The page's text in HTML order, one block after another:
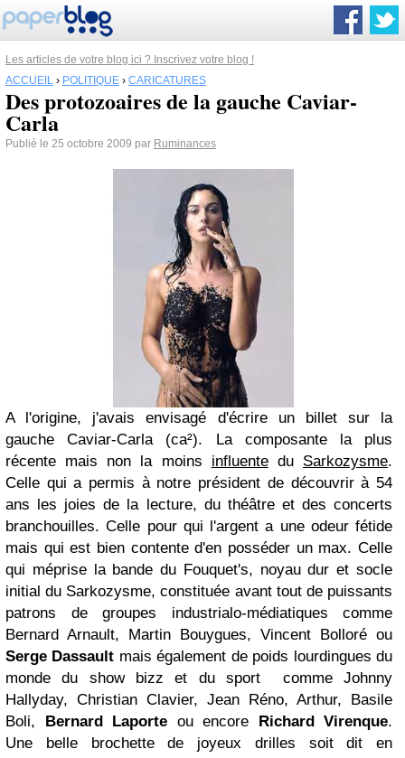
Les articles de votre blog ici ? Inscrivez votre blog !
ACCUEIL › POLITIQUE › CARICATURES
Des protozoaires de la gauche Caviar-
Carla
Publié le 25 octobre 2009 par Ruminances
A l'origine, j'avais envisagé d'écrire un billet sur la
gauche Caviar-Carla (ca²). La composante la plus
récente mais non la moins influentedu Sarkozysme.
Celle qui a permis à notre président de découvrir à 54
ans les joies de la lecture, du théâtre et des concerts
branchouilles. Celle pour qui l'argent a une odeur fétide
mais qui est bien contente d'en posséder un max. Celle
qui méprise la bande du Fouquet's, noyau dur et socle
initial du Sarkozysme, constituée avant tout de puissants
patrons de groupes industrialo-médiatiques comme
Bernard Arnault, Martin Bouygues, Vincent Bolloré ou
Serge Dassault mais également de poids lourdingues du
monde du show bizz et du sport comme Johnny
Hallyday, Christian Clavier, Jean Réno, Arthur, Basile
Boli, Bernard Laporte ou encore Richard Virenque.
Une belle brochette de joyeux drilles soit dit en